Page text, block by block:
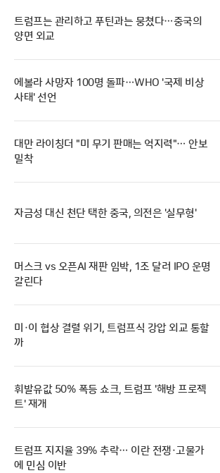
트럼프는 관리하고 푸틴과는 뭉쳤다…중국의
양면 외교
에볼라 사망자 100명 돌파…WHO '국제 비상
사태' 선언
대만 라이칭더 "미 무기 판매는 억지력"… 안보
밀착
자금성 대신 천단 택한 중국, 의전은 '실무형'
머스크 vs 오픈AI 재판 임박, 1조 달러 IPO 운명
갈린다
미·이 협상 결렬 위기, 트럼프식 강압 외교 통할
까
휘발유값 50% 폭등 쇼크, 트럼프 '해방 프로젝
트' 재개
트럼프 지지율 39% 추락… 이란 전쟁·고물가
에 민심 이반